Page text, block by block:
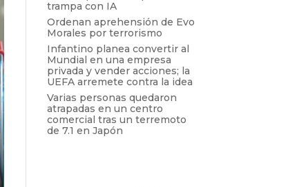
trampa con IA
Ordenan aprehensión de Evo
Morales por terrorismo
Infantino planea convertir al
Mundial en una empresa
privada y vender acciones; la
UEFA arremete contra la idea
Varias personas quedaron
atrapadas en un centro
comercial tras un terremoto
de 7.1 en Japón